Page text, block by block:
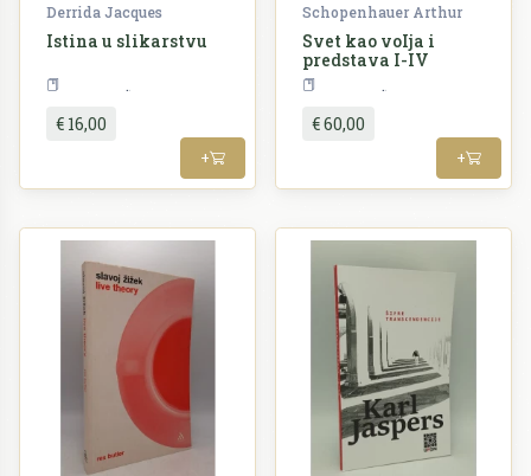
Derrida Jacques
Istina u slikarstvu
€ 16,00
+
Schopenhauer Arthur
Svet kao voIja i
predstava I-IV
€ 60,00
+